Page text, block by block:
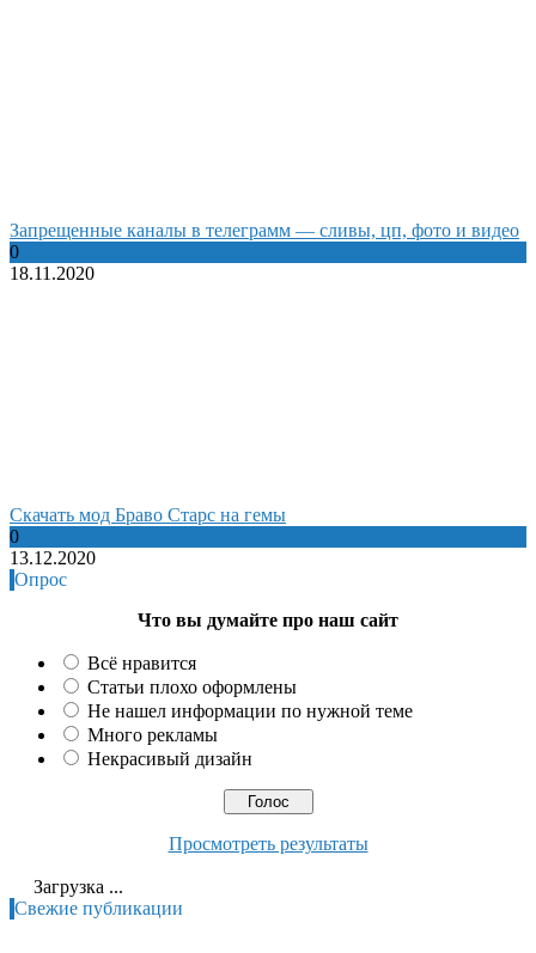
Запрещенные каналы в телеграмм — сливы, цп, фото и видео
0
18.11.2020
Cкачать мод Браво Старс на гемы
0
13.12.2020
Опрос
Что вы думайте про наш сайт
Всё нравится
Статьи плохо оформлены
Не нашел информации по нужной теме
Много рекламы
Некрасивый дизайн
Просмотреть результаты
Загрузка ...
Свежие публикации